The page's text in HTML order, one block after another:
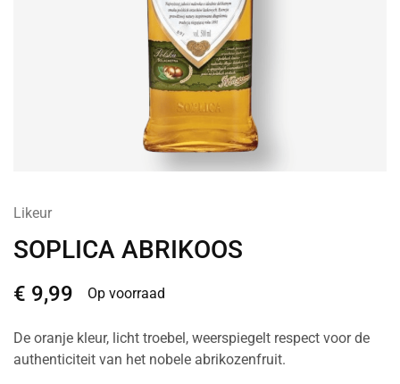
Likeur
SOPLICA ABRIKOOS
€ 9,99 Op voorraad
De oranje kleur, licht troebel, weerspiegelt respect voor de
authenticiteit van het nobele abrikozenfruit.